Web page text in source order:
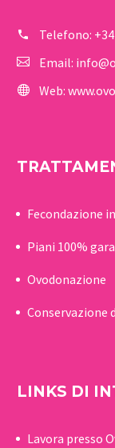
Telefono:
Email:
Web:
Fecondazione
Piani 100%
Ovodonazione
LINKS DI
Lavora presso